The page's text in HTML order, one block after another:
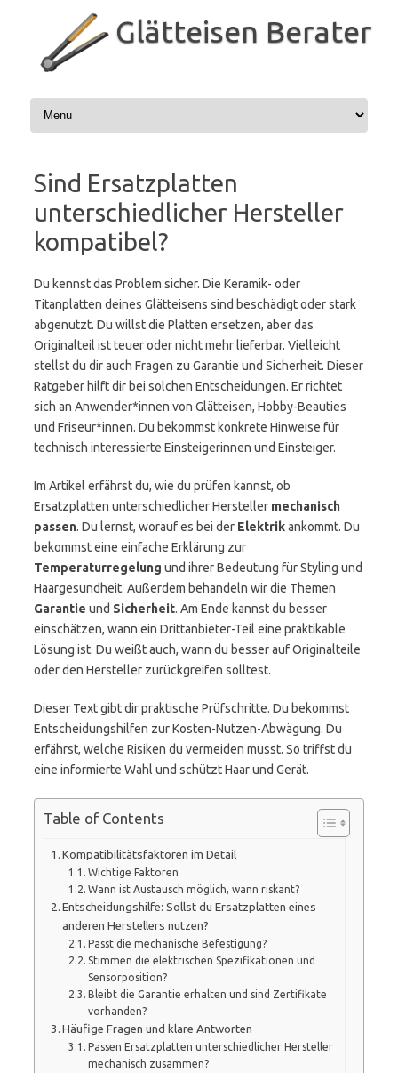
Glätteisen Berater
Sind Ersatzplatten
unterschiedlicher Hersteller
kompatibel?
Du kennst das Problem sicher. Die Keramik- oder
Titanplatten deines Glätteisens sind beschädigt oder stark
abgenutzt. Du willst die Platten ersetzen, aber das
Originalteil ist teuer oder nicht mehr lieferbar. Vielleicht
stellst du dir auch Fragen zu Garantie und Sicherheit. Dieser
Ratgeber hilft dir bei solchen Entscheidungen. Er richtet
sich an Anwender*innen von Glätteisen, Hobby-Beauties
und Friseur*innen. Du bekommst konkrete Hinweise für
technisch interessierte Einsteigerinnen und Einsteiger.
Im Artikel erfährst du, wie du prüfen kannst, ob
Ersatzplatten unterschiedlicher Hersteller mechanisch
passen. Du lernst, worauf es bei der Elektrikankommt. Du
bekommst eine einfache Erklärung zur
Temperaturregelung und ihrer Bedeutung für Styling und
Haargesundheit. Außerdem behandeln wir die Themen
Garantie und Sicherheit. Am Ende kannst du besser
einschätzen, wann ein Drittanbieter-Teil eine praktikable
Lösung ist. Du weißt auch, wann du besser auf Originalteile
oder den Hersteller zurückgreifen solltest.
Dieser Text gibt dir praktische Prüfschritte. Du bekommst
Entscheidungshilfen zur Kosten-Nutzen-Abwägung. Du
erfährst, welche Risiken du vermeiden musst. So triffst du
eine informierte Wahl und schützt Haar und Gerät.
Table of Contents
Kompatibilitätsfaktoren im Detail
Wichtige Faktoren
Wann ist Austausch möglich, wann riskant?
Entscheidungshilfe: Sollst du Ersatzplatten eines
anderen Herstellers nutzen?
Passt die mechanische Befestigung?
Stimmen die elektrischen Spezifikationen und
Sensorposition?
Bleibt die Garantie erhalten und sind Zertifikate
vorhanden?
Häufige Fragen und klare Antworten
Passen Ersatzplatten unterschiedlicher Hersteller
mechanisch zusammen?